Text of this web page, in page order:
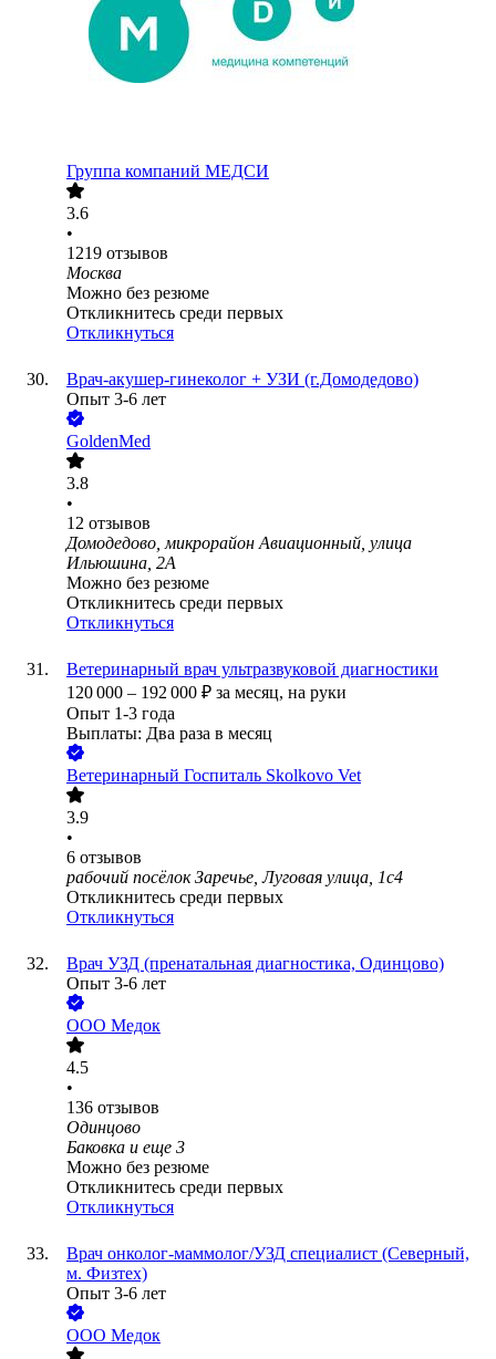
Группа компаний МЕДСИ
3.6
•
1219 отзывов
Москва
Можно без резюме
Откликнитесь среди первых
Откликнуться
Врач-акушер-гинеколог + УЗИ (г.Домодедово)
Опыт 3-6 лет
GoldenMed
3.8
•
12 отзывов
Домодедово, микрорайон Авиационный, улица
Ильюшина, 2А
Можно без резюме
Откликнитесь среди первых
Откликнуться
Ветеринарный врач ультразвуковой диагностики
120 000 – 192 000 ₽ за месяц, на руки
Опыт 1-3 года
Выплаты: Два раза в месяц
Ветеринарный Госпиталь Skolkovo Vet
3.9
•
6 отзывов
рабочий посёлок Заречье, Луговая улица, 1с4
Откликнитесь среди первых
Откликнуться
Врач УЗД (пренатальная диагностика, Одинцово)
Опыт 3-6 лет
ООО Медок
4.5
•
136 отзывов
Одинцово
Баковка и еще 3
Можно без резюме
Откликнитесь среди первых
Откликнуться
Врач онколог-маммолог/УЗД специалист (Северный,
м. Физтех)
Опыт 3-6 лет
ООО Медок